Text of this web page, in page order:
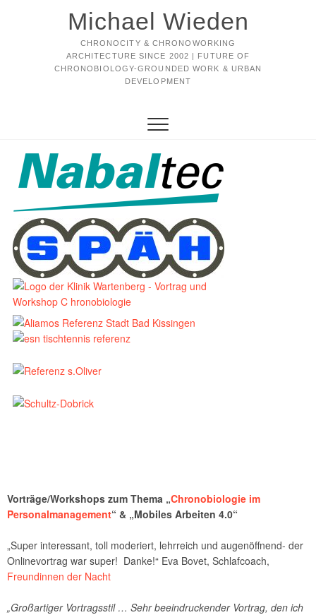
Michael Wieden
CHRONOCITY & CHRONOWORKING
ARCHITECTURE SINCE 2002 | FUTURE OF
CHRONOBIOLOGY-GROUNDED WORK & URBAN
DEVELOPMENT
Vorträge/Workshops zum Thema „Chronobiologie im
Personalmanagement“ & „Mobiles Arbeiten 4.0“
„Super interessant, toll moderiert, lehrreich und augenöffnend- der
Onlinevortrag war super! Danke!“ Eva Bovet, Schlafcoach,
Freundinnen der Nacht
„Großartiger Vortragsstil … Sehr beeindruckender Vortrag, den ich